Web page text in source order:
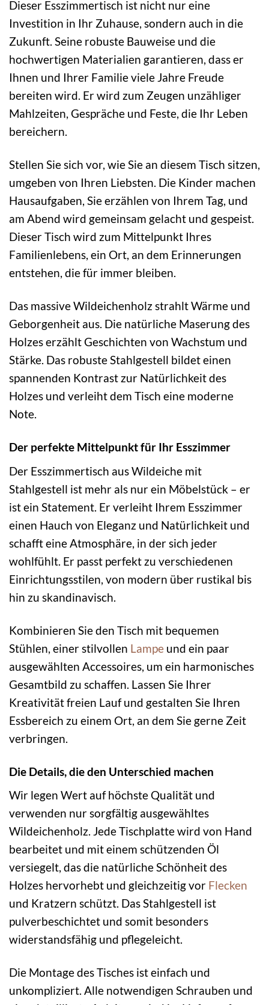
Dieser Esszimmertisch ist nicht nur eine
Investition in Ihr Zuhause, sondern auch in die
Zukunft. Seine robuste Bauweise und die
hochwertigen Materialien garantieren, dass er
Ihnen und Ihrer Familie viele Jahre Freude
bereiten wird. Er wird zum Zeugen unzähliger
Mahlzeiten, Gespräche und Feste, die Ihr Leben
bereichern.
Stellen Sie sich vor, wie Sie an diesem Tisch sitzen,
umgeben von Ihren Liebsten. Die Kinder machen
Hausaufgaben, Sie erzählen von Ihrem Tag, und
am Abend wird gemeinsam gelacht und gespeist.
Dieser Tisch wird zum Mittelpunkt Ihres
Familienlebens, ein Ort, an dem Erinnerungen
entstehen, die für immer bleiben.
Das massive Wildeichenholz strahlt Wärme und
Geborgenheit aus. Die natürliche Maserung des
Holzes erzählt Geschichten von Wachstum und
Stärke. Das robuste Stahlgestell bildet einen
spannenden Kontrast zur Natürlichkeit des
Holzes und verleiht dem Tisch eine moderne
Note.
Der perfekte Mittelpunkt für Ihr Esszimmer
Der Esszimmertisch aus Wildeiche mit
Stahlgestell ist mehr als nur ein Möbelstück – er
ist ein Statement. Er verleiht Ihrem Esszimmer
einen Hauch von Eleganz und Natürlichkeit und
schafft eine Atmosphäre, in der sich jeder
wohlfühlt. Er passt perfekt zu verschiedenen
Einrichtungsstilen, von modern über rustikal bis
hin zu skandinavisch.
Kombinieren Sie den Tisch mit bequemen
Stühlen, einer stilvollen Lampe und ein paar
ausgewählten Accessoires, um ein harmonisches
Gesamtbild zu schaffen. Lassen Sie Ihrer
Kreativität freien Lauf und gestalten Sie Ihren
Essbereich zu einem Ort, an dem Sie gerne Zeit
verbringen.
Die Details, die den Unterschied machen
Wir legen Wert auf höchste Qualität und
verwenden nur sorgfältig ausgewähltes
Wildeichenholz. Jede Tischplatte wird von Hand
bearbeitet und mit einem schützenden Öl
versiegelt, das die natürliche Schönheit des
Holzes hervorhebt und gleichzeitig vor Flecken
und Kratzern schützt. Das Stahlgestell ist
pulverbeschichtet und somit besonders
widerstandsfähig und pflegeleicht.
Die Montage des Tisches ist einfach und
unkompliziert. Alle notwendigen Schrauben und